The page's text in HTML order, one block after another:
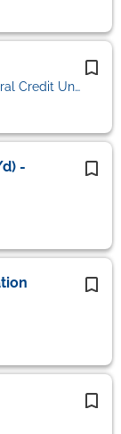
Community Bank operated by Navy Federal Credit Union
-